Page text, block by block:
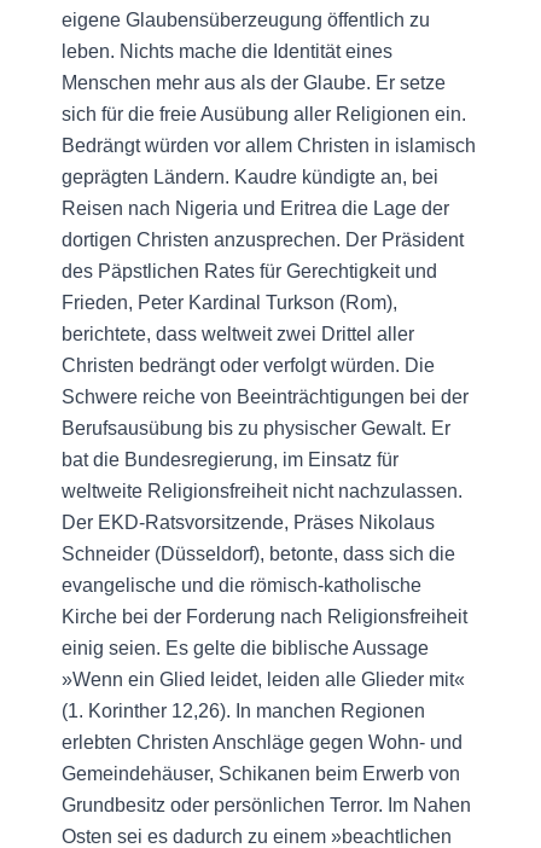
eigene Glaubensüberzeugung öffentlich zu
leben. Nichts mache die Identität eines
Menschen mehr aus als der Glaube. Er setze
sich für die freie Ausübung aller Religionen ein.
Bedrängt würden vor allem Christen in islamisch
geprägten Ländern. Kaudre kündigte an, bei
Reisen nach Nigeria und Eritrea die Lage der
dortigen Christen anzusprechen. Der Präsident
des Päpstlichen Rates für Gerechtigkeit und
Frieden, Peter Kardinal Turkson (Rom),
berichtete, dass weltweit zwei Drittel aller
Christen bedrängt oder verfolgt würden. Die
Schwere reiche von Beeinträchtigungen bei der
Berufsausübung bis zu physischer Gewalt. Er
bat die Bundesregierung, im Einsatz für
weltweite Religionsfreiheit nicht nachzulassen.
Der EKD-Ratsvorsitzende, Präses Nikolaus
Schneider (Düsseldorf), betonte, dass sich die
evangelische und die römisch-katholische
Kirche bei der Forderung nach Religionsfreiheit
einig seien. Es gelte die biblische Aussage
»Wenn ein Glied leidet, leiden alle Glieder mit«
(1. Korinther 12,26). In manchen Regionen
erlebten Christen Anschläge gegen Wohn- und
Gemeindehäuser, Schikanen beim Erwerb von
Grundbesitz oder persönlichen Terror. Im Nahen
Osten sei es dadurch zu einem »beachtlichen